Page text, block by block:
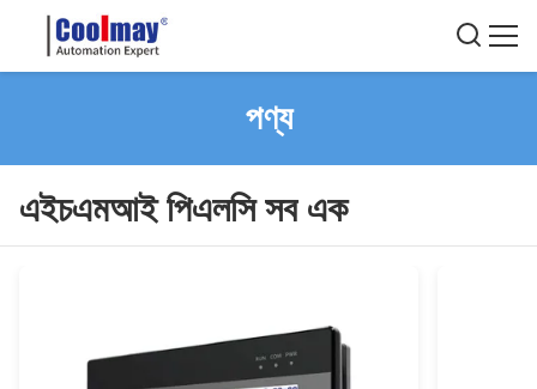
পণ্য
এইচএমআই পিএলসি সব এক